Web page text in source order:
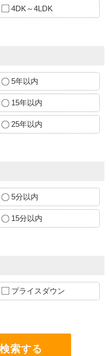
4DK～4LDK
5年以内
15年以内
25年以内
5分以内
15分以内
プライスダウン